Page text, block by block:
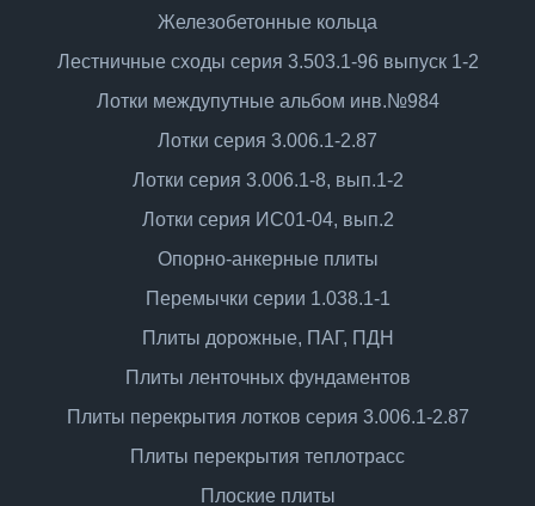
Железобетонные кольца
Лестничные сходы серия 3.503.1-96 выпуск 1-2
Лотки междупутные альбом инв.№984
Лотки серия 3.006.1-2.87
Лотки серия 3.006.1-8, вып.1-2
Лотки серия ИС01-04, вып.2
Опорно-анкерные плиты
Перемычки серии 1.038.1-1
Плиты дорожные, ПАГ, ПДН
Плиты ленточных фундаментов
Плиты перекрытия лотков серия 3.006.1-2.87
Плиты перекрытия теплотрасс
Плоские плиты